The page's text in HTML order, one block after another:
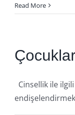
Read More
Cinsellik ile